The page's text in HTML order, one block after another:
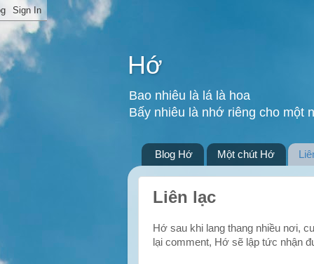
Hớ
Bao nhiêu là lá là hoa
Bấy nhiêu là nhớ riêng cho một
Blog Hớ Một chút Hớ
Liên lạc
Hớ sau khi lang thang nhiều nơi,
lại comment, Hớ sẽ lập tức nhận